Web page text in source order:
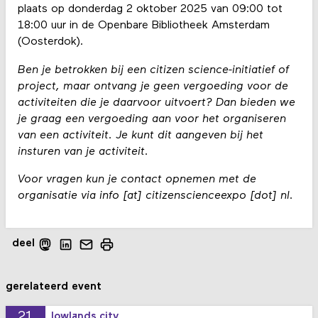
plaats op donderdag 2 oktober 2025 van 09:00 tot
18:00 uur in de Openbare Bibliotheek Amsterdam
(Oosterdok).
Ben je betrokken bij een citizen science-initiatief of
project, maar ontvang je geen vergoeding voor de
activiteiten die je daarvoor uitvoert? Dan bieden we
je graag een vergoeding aan voor het organiseren
van een activiteit. Je kunt dit aangeven bij het
insturen van je activiteit.
Voor vragen kun je contact opnemen met de
organisatie via info [at] citizenscienceexpo [dot] nl.
deel
gerelateerd event